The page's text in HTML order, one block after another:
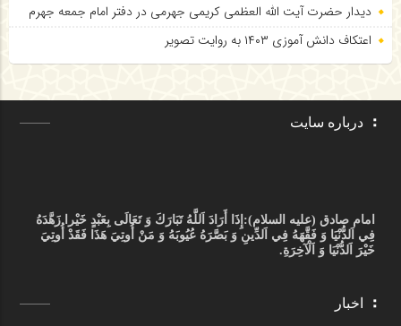
دیدار حضرت آیت الله العظمی کریمی جهرمی در دفتر امام جمعه جهرم
اعتکاف دانش آموزی ۱۴۰۳ به روایت تصویر
درباره سایت
امام صادق (علیه السلام): إِذَا أَرَادَ اَللَّهُ تَبَارَكَ وَ تَعَالَى بِعَبْدٍ خَيْرا زَهَّدَهُ
فِي اَلدُّنْيَا وَ فَقَّهَهُ فِي اَلدِّينِ وَ بَصَّرَهُ عُيُوبَهُ وَ مَنْ أُوتِيَ هَذَا فَقَدْ أُوتِيَ
خَيْرَ اَلدُّنْيَا وَ اَلْآخِرَةِ.
اخبار